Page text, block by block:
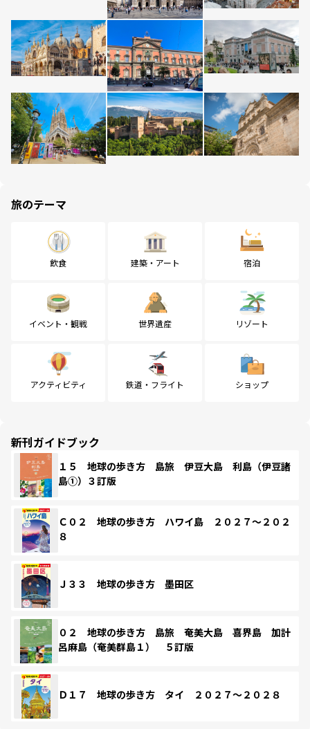
旅のテーマ
飲食 建築・アート 宿泊
イベント・観戦 世界遺産 リゾート
アクティビティ 鉄道・フライト ショップ
新刊ガイドブック
１５ 地球の歩き方 島旅 伊豆大島 利島（伊豆諸
島①）３訂版
Ｃ０２ 地球の歩き方 ハワイ島 ２０２７～２０２
８
Ｊ３３ 地球の歩き方 墨田区
０２ 地球の歩き方 島旅 奄美大島 喜界島 加計
呂麻島（奄美群島１） ５訂版
Ｄ１７ 地球の歩き方 タイ ２０２７～２０２８